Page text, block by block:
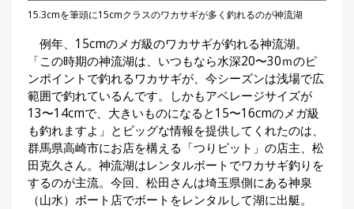
15.3cmを筆頭に15cmクラスのワカサギが多く釣れるのが神流湖
例年、15cmのメガ級のワカサギが釣れる神流湖。
「この時期の神流湖は、いつもなら水深20〜30ｍのピ
ンポイントで釣れるワカサギが、今シーズンは浅場で広
範囲で釣れているんです。しかもアベレージサイズが
13〜14cmで、大きいものになると15〜16cmのメガ級
も釣れますよ」とビッグな情報を提供してくれたのは、
群馬県高崎市にお店を構える「つりピット」の店主、松
田克久さん。神流湖はレンタルボートでワカサギ釣りを
するのが主流。今回、松田さんは埼玉県側にある神泉
（山水）ボート店でボートをレンタルして湖に出艇。
ブ
ロ
グ
お
問